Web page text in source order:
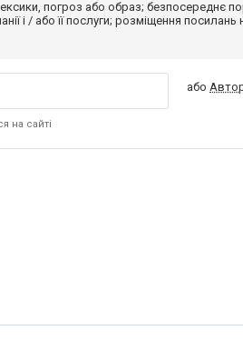
погроз або образ; безпосереднє
і / або її послуги; розміщення
на сайті
або